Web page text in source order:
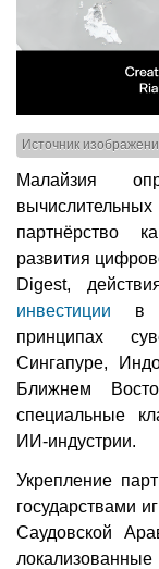
Источник
Малайзия
вычислительных
партнёрство
развития
Digest,
инвестиции в
принципах
Сингапуре,
Ближнем
специальные
ИИ-индустрии.
Укрепление
государствами
Саудовской